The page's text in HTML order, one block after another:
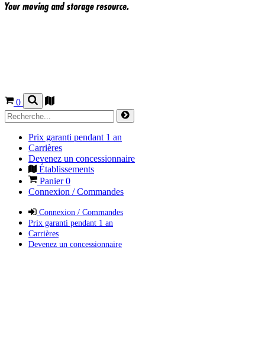
0
Prix garanti pendant 1 an
Carrières
Devenez un concessionnaire
Établissements
Panier0
Connexion / Commandes
Connexion / Commandes
Prix garanti pendant 1 an
Carrières
Devenez un concessionnaire